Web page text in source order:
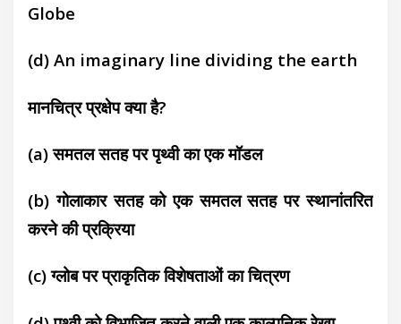
Globe
(d) An imaginary line dividing the earth
मानचित्र प्रक्षेप क्या है?
(a) समतल सतह पर पृथ्वी का एक मॉडल
(b) गोलाकार सतह को एक समतल सतह परस्थानांतरित
करने की प्रक्रिया
(c) ग्लोब पर प्राकृतिक विशेषताओं का चित्रण